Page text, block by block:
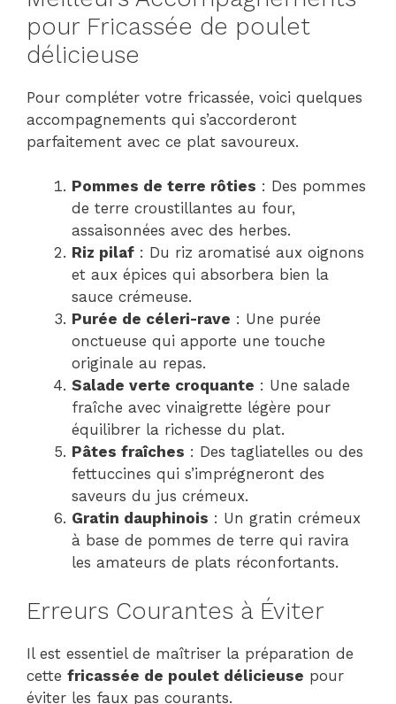
pour Fricassée de poulet
délicieuse
Pour compléter votre fricassée, voici quelques
accompagnements qui s’accorderont
parfaitement avec ce plat savoureux.
Pommes de terre rôties : Des pommes
de terre croustillantes au four,
assaisonnées avec des herbes.
Riz pilaf : Du riz aromatisé aux oignons
et aux épices qui absorbera bien la
sauce crémeuse.
Purée de céleri-rave : Une purée
onctueuse qui apporte une touche
originale au repas.
Salade verte croquante : Une salade
fraîche avec vinaigrette légère pour
équilibrer la richesse du plat.
Pâtes fraîches : Des tagliatelles ou des
fettuccines qui s’imprégneront des
saveurs du jus crémeux.
Gratin dauphinois : Un gratin crémeux
à base de pommes de terre qui ravira
les amateurs de plats réconfortants.
Erreurs Courantes à Éviter
Il est essentiel de maîtriser la préparation de
cette fricassée de poulet délicieuse pour
éviter les faux pas courants.